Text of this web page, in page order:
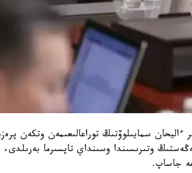
ءاليحان سمايىلوۆتىڭ توراعالىعىمەن وتكەن
وتىرىسىندا وسىنداي تاپسىرما بەرىلدى،
جاساپ.